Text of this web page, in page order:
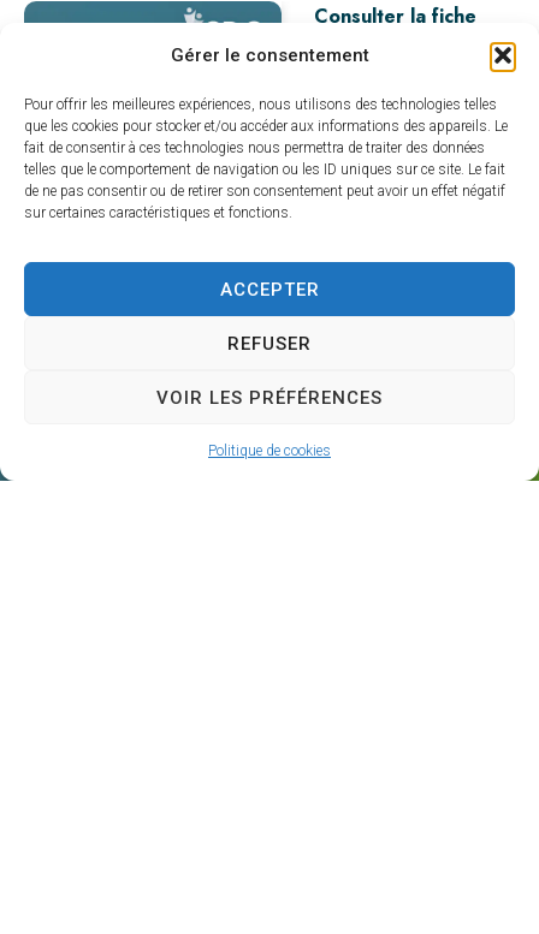
Gérer le consentement
Pour offrir les meilleures expériences, nous utilisons des technologies telles
que les cookies pour stocker et/ou accéder aux informations des appareils. Le
fait de consentir à ces technologies nous permettra de traiter des données
telles que le comportement de navigation ou les ID uniques sur ce site. Le fait
de ne pas consentir ou de retirer son consentement peut avoir un effet négatif
sur certaines caractéristiques et fonctions.
ACCEPTER
REFUSER
VOIR LES PRÉFÉRENCES
Politique de cookies
Consulter la fiche
pratique
Télécharger la fiche
pratique